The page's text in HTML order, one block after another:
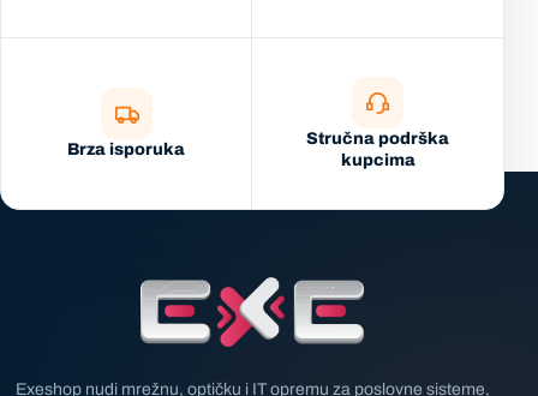
Brza isporuka
Stručna podrška
kupcima
Exeshop nudi mrežnu, optičku i IT opremu za poslovne sisteme,